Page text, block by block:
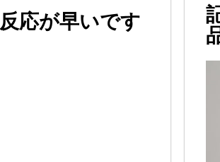
応が早いです